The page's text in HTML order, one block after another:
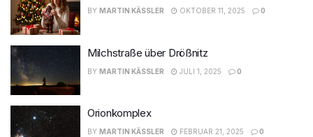
BY MARTIN KÄSSLER OKTOBER 11, 2025 0
Milchstraße über Drößnitz
BY MARTIN KÄSSLER JULI 1, 2025 0
Orionkomplex
BY MARTIN KÄSSLER FEBRUAR 21, 2025 0